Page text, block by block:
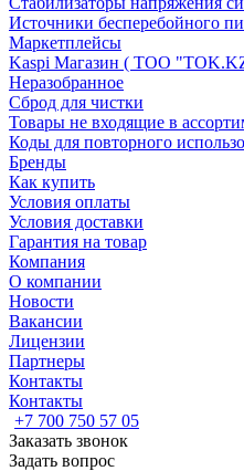
Источники бесперебойного
Маркетплейсы
Kaspi Магазин ( ТОО
Неразобранное
Сброд для чистки
Товары не входящие в
Коды для повторного
Бренды
Как купить
Условия оплаты
Условия доставки
Гарантия на товар
Компания
О компании
Новости
Вакансии
Лицензии
Партнеры
Контакты
Контакты
+7 700 750 57 05
Заказать звонок
Задать вопрос